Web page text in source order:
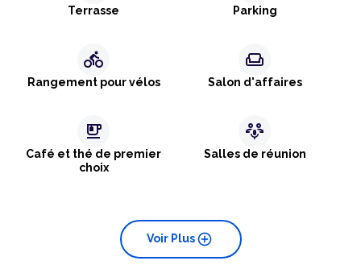
Terrasse Parking
directions_bike
Rangement pour vélos
weekend
Salon d'affaires
emoji_food_beverage
Café et thé de premier
choix
adaptive_audio_mic
Salles de réunion
add_circle
Voir Plus